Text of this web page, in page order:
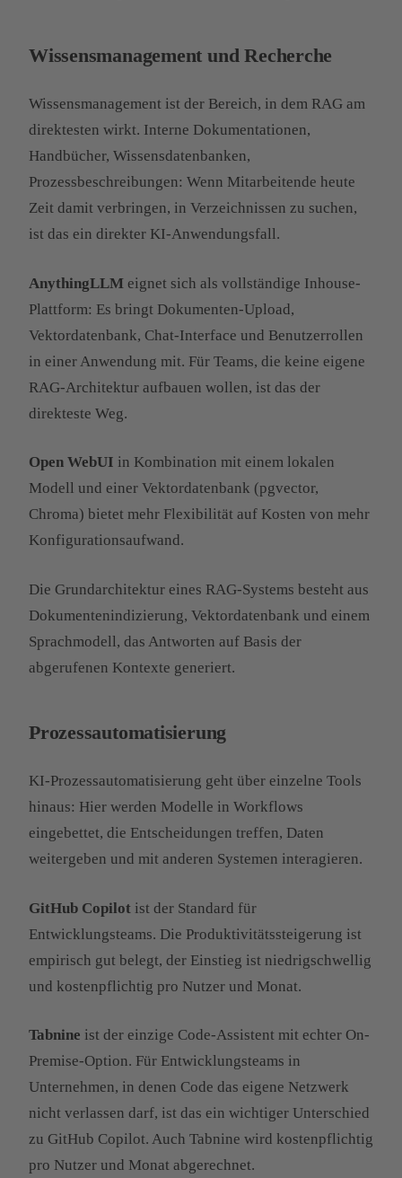
Wissensmanagement und Recherche
Wissensmanagement ist der Bereich, in dem RAG am
direktesten wirkt. Interne Dokumentationen,
Handbücher, Wissensdatenbanken,
Prozessbeschreibungen: Wenn Mitarbeitende heute
Zeit damit verbringen, in Verzeichnissen zu suchen,
ist das ein direkter KI-Anwendungsfall.
AnythingLLM eignet sich als vollständige Inhouse-
Plattform: Es bringt Dokumenten-Upload,
Vektordatenbank, Chat-Interface und Benutzerrollen
in einer Anwendung mit. Für Teams, die keine eigene
RAG-Architektur aufbauen wollen, ist das der
direkteste Weg.
Open WebUI in Kombination mit einem lokalen
Modell und einer Vektordatenbank (pgvector,
Chroma) bietet mehr Flexibilität auf Kosten von mehr
Konfigurationsaufwand.
Die Grundarchitektur eines RAG-Systems besteht aus
Dokumentenindizierung, Vektordatenbank und einem
Sprachmodell, das Antworten auf Basis der
abgerufenen Kontexte generiert.
Prozessautomatisierung
KI-Prozessautomatisierung geht über einzelne Tools
hinaus: Hier werden Modelle in Workflows
eingebettet, die Entscheidungen treffen, Daten
weitergeben und mit anderen Systemen interagieren.
GitHub Copilot ist der Standard für
Entwicklungsteams. Die Produktivitätssteigerung ist
empirisch gut belegt, der Einstieg ist niedrigschwellig
und kostenpflichtig pro Nutzer und Monat.
Tabnine ist der einzige Code-Assistent mit echter On-
Premise-Option. Für Entwicklungsteams in
Unternehmen, in denen Code das eigene Netzwerk
nicht verlassen darf, ist das ein wichtiger Unterschied
zu GitHub Copilot. Auch Tabnine wird kostenpflichtig
pro Nutzer und Monat abgerechnet.